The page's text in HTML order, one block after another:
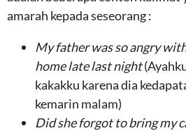
amarah kepada seseorang :
My father was so angry
home late last night
kakakku karena dia
kemarin malam)
Did she forgot to bring my